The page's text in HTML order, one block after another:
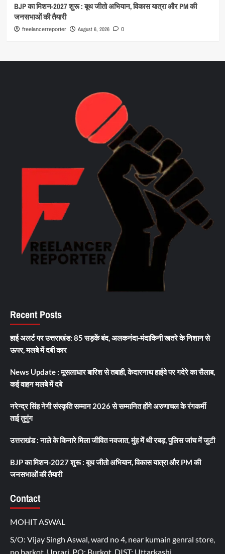
BJP का मिशन-2027 शुरू : बूथ जीतो अभियान, विकास यात्रा और PM की
जनसभाओं की तैयारी
freelancerreporter August 6, 2026 0
Recent Posts
हाई अलर्ट पर उत्तराखंड: 85 सड़कें बंद, अलकनंदा-मंदाकिनी खतरे के निशान से
ऊपर, मलबे में दबी कार
News Update : मूसलाधार बारिश से तबाही, केदारनाथ हाईवे पर गदेरे का सैलाब,
कई वाहन मलबे में दबे
नरेन्द्र सिंह नेगी संस्कृति सम्मान 2026 से सम्मानित होंगे अरुणाचल के रंगकर्मी
ताई तुगुंग
उत्तराखंड : नाले के किनारे मिला जीवित नवजात, मुंह में थी रबड़, पुलिस जांच में जुटी
BJP का मिशन-2027 शुरू : बूथ जीतो अभियान, विकास यात्रा और PM की
जनसभाओं की तैयारी
Contact
MOHIT ASWAL
S/O: Vijay Singh Aswal, ward no 4, near kumain genral store,
po barkot, Uprari, PO: Burkot, DIST: Uttarkashi,